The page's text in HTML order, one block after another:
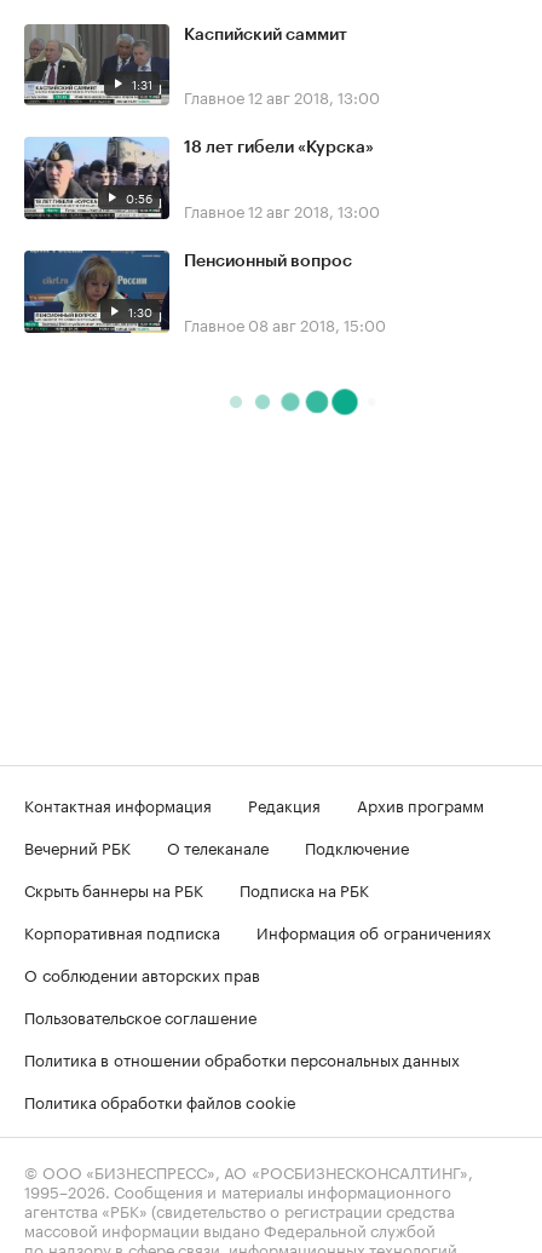
1:31
Каспийский саммит
Главное12 авг 2018, 13:00
0:56
18 лет гибели «Курска»
Главное12 авг 2018, 13:00
1:30
Пенсионный вопрос
Главное 08 авг 2018, 15:00
Контактная информация Редакция
Архив программ
Вечерний РБК
О телеканале
Подключение
Скрыть баннеры на РБК
Подписка на РБК
Корпоративная подписка
Информация об ограничениях
О соблюдении авторских прав
Пользовательское соглашение
Политика в отношении обработки персональных данных
Политика обработки файлов cookie
© ООО «БИЗНЕСПРЕСС», АО «РОСБИЗНЕСКОНСАЛТИНГ»,
1995–2026 . Сообщения и материалы информационного
агентства «РБК» (свидетельство о регистрации средства
массовой информации выдано Федеральной службой
по надзору в сфере связи, информационных технологий